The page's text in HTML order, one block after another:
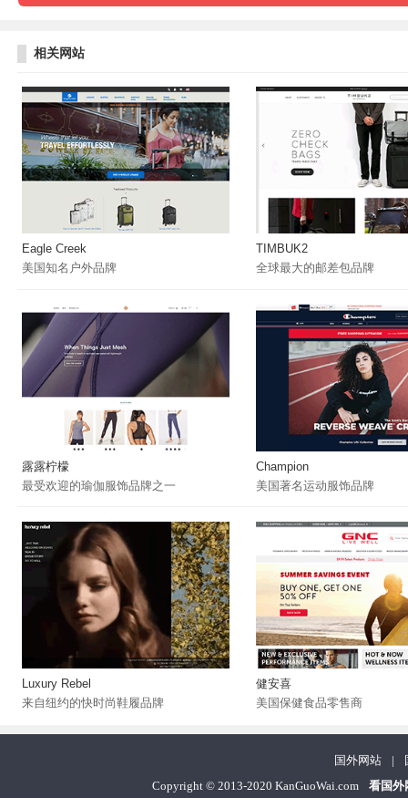
相关网站
Eagle Creek
美国知名户外品牌
TIMBUK2
全球最大的邮差包品牌
露露柠檬
最受欢迎的瑜伽服饰品牌之一
Champion
美国著名运动服饰品牌
Luxury Rebel
来自纽约的快时尚鞋履品牌
健安喜
美国保健食品零售商
国外网站 |
Copyright ©2013-2020 KanGuoWai.com 看国外